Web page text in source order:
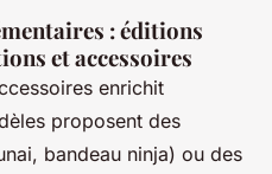
: éditions
et accessoires
enrichit
proposent des
bandeau ninja) ou des